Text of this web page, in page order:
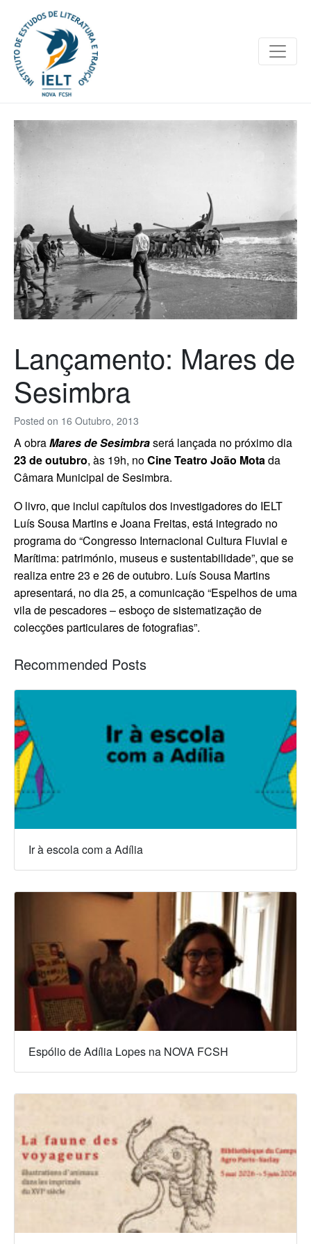
Posted on 16 Outubro, 2013
Lançamento: Mares de
Sesimbra
A obraMares de Sesimbraserá lançada no próximo dia
23 de outubro, às 19h, noCine Teatro João Motada
Câmara Municipal de Sesimbra.
O livro, que inclui capítulos dos investigadores do IELT
Luís Sousa Martins e Joana Freitas, está integrado no
programa do “Congresso Internacional Cultura Fluvial e
Marítima: património, museus e sustentabilidade”, que se
realiza entre 23 e 26 de outubro. Luís Sousa Martins
apresentará, no dia 25, a comunicação “Espelhos de uma
vila de pescadores – esboço de sistematização de
colecções particulares de fotografias”.
Recommended Posts
Ir à escola com a Adília
Espólio de Adília Lopes na NOVA FCSH